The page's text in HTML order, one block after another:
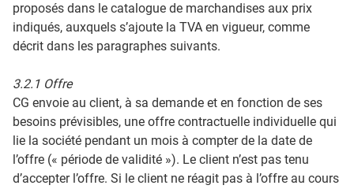
proposés dans le catalogue de marchandises aux prix
indiqués, auxquels s’ajoute la TVA en vigueur, comme
décrit dans les paragraphes suivants.
3.2.1 Offre
CG envoie au client, à sa demande et en fonction de ses
besoins prévisibles, une offre contractuelle individuelle qui
lie la société pendant un mois à compter de la date de
l’offre (« période de validité »). Le client n’est pas tenu
d’accepter l’offre. Si le client ne réagit pas à l’offre au cours